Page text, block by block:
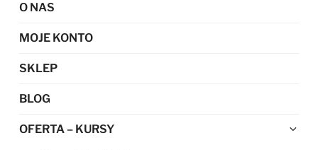
O NAS
MOJE KONTO
SKLEP
BLOG
OFERTA – KURSY